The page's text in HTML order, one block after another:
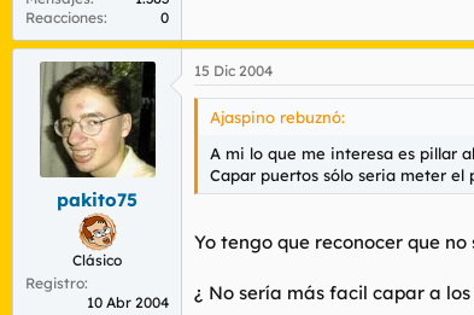
Reacciones
0
pakito75
Clásico
Registro
10 Abr 2004
15 Dic 2004
Ajaspino rebuznó:
A mi lo que me interesa es pillar
Capar puertos sólo seria meter el
Yo tengo que reconocer que
¿ No sería más facil capar a